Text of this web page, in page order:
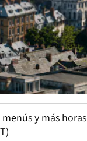
y más horas